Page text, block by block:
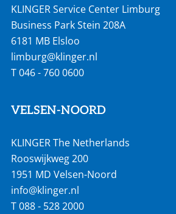
KLINGER Service Center Limburg
Business Park Stein 208A
6181 MB Elsloo
limburg@klinger.nl
T046 - 760 0600
VELSEN-NOORD
KLINGER The Netherlands
Rooswijkweg 200
1951 MD Velsen-Noord
info@klinger.nl
T088 - 528 2000